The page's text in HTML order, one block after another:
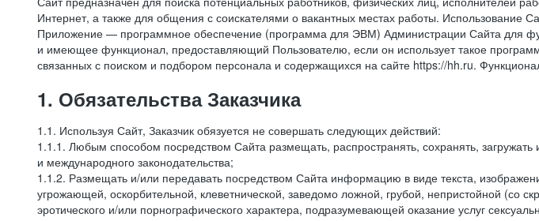
Интернет, а также для общения с соискателями о вакантных местах работы. Использование
Приложение — программное обеспечение (программа для ЭВМ) Администрации Сайта для
и имеющее функционал, предоставляющий Пользователю, если он использует такое
связанных с поиском и подбором персонала и содержащихся на сайте https://hh.ru.
1. Обязательства Заказчика
1.1. Используя Сайт, Заказчик обязуется не совершать следующих действий:
1.1.1. Любым способом посредством Сайта размещать, распространять, сохранять,
и международного законодательства;
1.1.2. Размещать и/или передавать посредством Сайта информацию в виде текста,
угрожающей, оскорбительной, клеветнической, заведомо ложной, грубой, непристойной
эротического и/или порнографического характера, подразумевающей оказание услуг